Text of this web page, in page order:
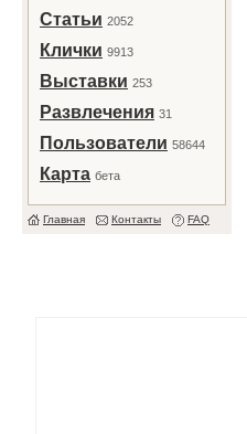
Статьи 2052
Клички 9913
Выставки 253
Развлечения 31
Пользователи 58644
Карта бета
Главная Контакты FAQ